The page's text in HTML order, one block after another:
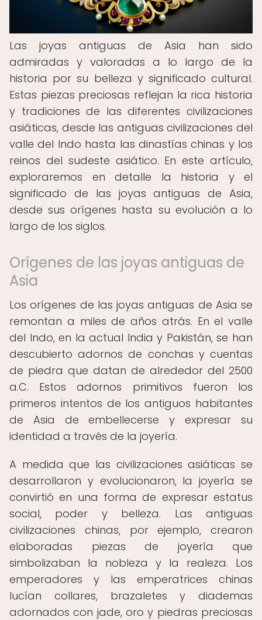
Las joyas antiguas de Asia han sido
admiradas y valoradas a lo largo de la
historia por su belleza y significado cultural.
Estas piezas preciosas reflejan la rica historia
y tradiciones de las diferentes civilizaciones
asiáticas, desde las antiguas civilizaciones del
valle del Indo hasta las dinastías chinas y los
reinos del sudeste asiático. En este artículo,
exploraremos en detalle la historia y el
significado de las joyas antiguas de Asia,
desde sus orígenes hasta su evolución a lo
largo de los siglos.
Orígenes de las joyas antiguas de
Asia
Los orígenes de las joyas antiguas de Asia se
remontan a miles de años atrás. En el valle
del Indo, en la actual India y Pakistán, se han
descubierto adornos de conchas y cuentas
de piedra que datan de alrededor del 2500
a.C. Estos adornos primitivos fueron los
primeros intentos de los antiguos habitantes
de Asia de embellecerse y expresar su
identidad a través de la joyería.
A medida que las civilizaciones asiáticas se
desarrollaron y evolucionaron, la joyería se
convirtió en una forma de expresar estatus
social, poder y belleza. Las antiguas
civilizaciones chinas, por ejemplo, crearon
elaboradas piezas de joyería que
simbolizaban la nobleza y la realeza. Los
emperadores y las emperatrices chinas
lucían collares, brazaletes y diademas
adornados con jade, oro y piedras preciosas